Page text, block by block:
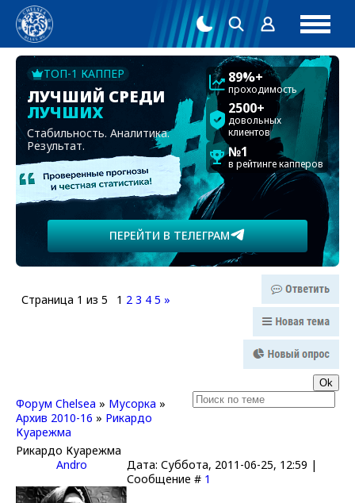
ТОП-1 КАППЕР
ЛУЧШИЙ СРЕДИ
ЛУЧШИХ
Стабильность. Аналитика.
Результат.
89%+
проходимость
2500+
довольных
клиентов
№1
в рейтинге капперов
ПЕРЕЙТИ В ТЕЛЕГРАМ
Страница 1 из 5 1 2 3 4 5 »
Форум Chelsea » Мусорка »
Архив 2010-16 » Рикардо
Куарежма
Рикардо Куарежма
Andro
Дата: Суббота, 2011-06-25, 12:59 |
Сообщение # 1